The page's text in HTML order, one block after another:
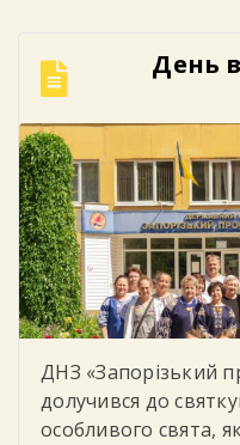
День
ДНЗ «Запорізький
долучився до
особливого свята,